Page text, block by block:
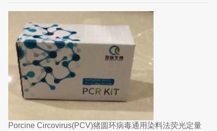
Porcine Circovirus(PCV)猪圆环病毒通用染料法荧光定量